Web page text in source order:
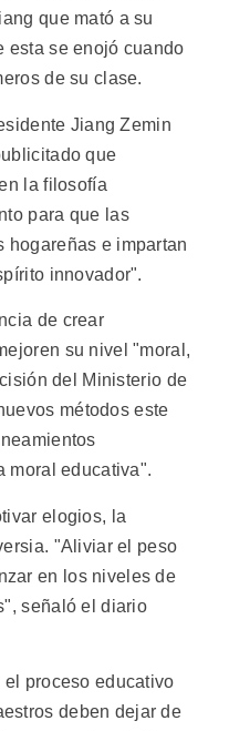
que mató a su
esta se enojó cuando
de su clase.
Jiang Zemin
que
la filosofía
para que las
hogareñas e impartan
innovador".
de crear
su nivel "moral,
del Ministerio de
métodos este
moral educativa".
elogios, la
"Aliviar el peso
en los niveles de
señaló el diario
proceso educativo
deben dejar de